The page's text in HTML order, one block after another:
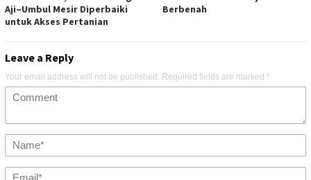
Aji–Umbul Mesir Diperbaiki
untuk Akses Pertanian
Berbenah
Leave a Reply
Your email address will not be published. Required fields are marked *